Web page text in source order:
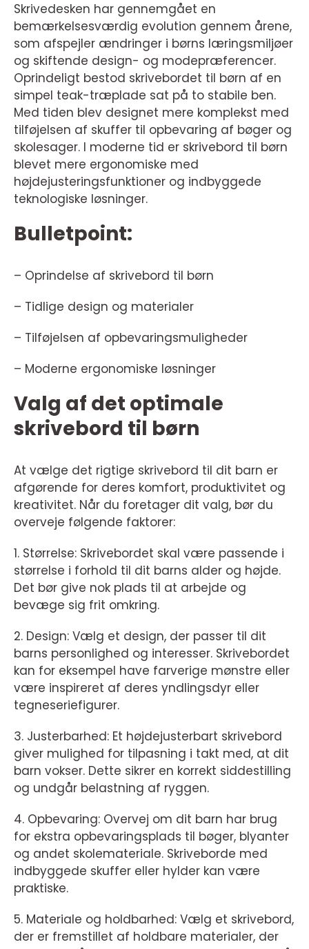
Skrivedesken har gennemgået en
bemærkelsesværdig evolution gennem årene,
som afspejler ændringer i børns læringsmiljøer
og skiftende design- og modepræferencer.
Oprindeligt bestod skrivebordet til børn af en
simpel teak-træplade sat på to stabile ben.
Med tiden blev designet mere komplekst med
tilføjelsen af skuffer til opbevaring af bøger og
skolesager. I moderne tid er skrivebord til børn
blevet mere ergonomiske med
højdejusteringsfunktioner og indbyggede
teknologiske løsninger.
Bulletpoint:
– Oprindelse af skrivebord til børn
– Tidlige design og materialer
– Tilføjelsen af opbevaringsmuligheder
– Moderne ergonomiske løsninger
Valg af det optimale
skrivebord til børn
At vælge det rigtige skrivebord til dit barn er
afgørende for deres komfort, produktivitet og
kreativitet. Når du foretager dit valg, bør du
overveje følgende faktorer:
1. Størrelse: Skrivebordet skal være passende i
størrelse i forhold til dit barns alder og højde.
Det bør give nok plads til at arbejde og
bevæge sig frit omkring.
2. Design: Vælg et design, der passer til dit
barns personlighed og interesser. Skrivebordet
kan for eksempel have farverige mønstre eller
være inspireret af deres yndlingsdyr eller
tegneseriefigurer.
3. Justerbarhed: Et højdejusterbart skrivebord
giver mulighed for tilpasning i takt med, at dit
barn vokser. Dette sikrer en korrekt siddestilling
og undgår belastning af ryggen.
4. Opbevaring: Overvej om dit barn har brug
for ekstra opbevaringsplads til bøger, blyanter
og andet skolemateriale. Skriveborde med
indbyggede skuffer eller hylder kan være
praktiske.
5. Materiale og holdbarhed: Vælg et skrivebord,
der er fremstillet af holdbare materialer, der